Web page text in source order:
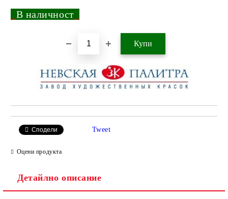
В наличност
Сподели Tweet
Оцени продукта
Детайлно описание